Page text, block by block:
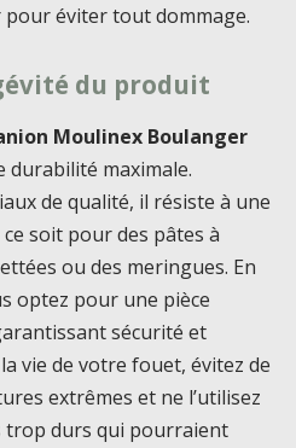
éviter tout dommage.
du produit
Moulinex Boulanger
maximale.
de qualité, il résiste à une
soit pour des pâtes à
ou des meringues. En
optez pour une pièce
sécurité et
vie de votre fouet, évitez de
extrêmes et ne l’utilisez
trop durs qui pourraient